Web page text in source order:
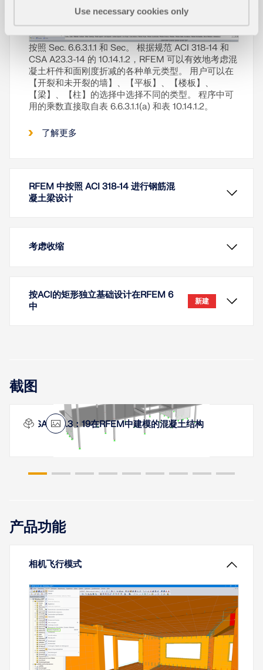
Use necessary cookies only
按照 Sec. 6.6.3.1.1 和 Sec。 根据规范 ACI 318-14 和
CSA A23.3-14 的 10.14.1.2，RFEM 可以有效地考虑混
凝土杆件和面刚度折减的各种单元类型。 用户可以在
【开裂和未开裂的墙】、【平板】、【楼板】、
【梁】、【柱】的选择中选择不同的类型。 程序中可
用的乘数直接取自表 6.6.3.1.1(a) 和表 10.14.1.2。
了解更多
RFEM 中按照 ACI 318-14 进行钢筋混
凝土梁设计
使用 RF-CONCRETE Members 可以按照 ACI 318-14
进行混凝土梁的设计。 准确地设计混凝土梁的受拉、
了解更多
考虑收缩
混凝土的徐变和收缩是混凝土的变形特性，在设计时
通常需要在正常使用极限状态下予以考虑。
按ACI的矩形独立基础设计在RFEM 6
中
新建
ACI 混凝土设计手册 [3] 中的参考示例进行了比较。
截图
CSA A23.3：19在RFEM中建模的混凝土结构
产品功能
相机飞行模式